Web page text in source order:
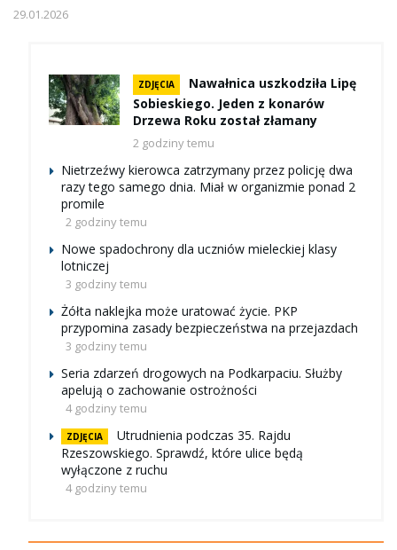
29.01.2026
ZDJĘCIA
Nawałnica uszkodziła Lipę
Sobieskiego. Jeden z konarów
Drzewa Roku został złamany
2 godziny temu
Nietrzeźwy kierowca zatrzymany przez policję dwa
razy tego samego dnia. Miał w organizmie ponad 2
promile
2 godziny temu
Nowe spadochrony dla uczniów mieleckiej klasy
lotniczej
3 godziny temu
Żółta naklejka może uratować życie. PKP
przypomina zasady bezpieczeństwa na przejazdach
3 godziny temu
Seria zdarzeń drogowych na Podkarpaciu. Służby
apelują o zachowanie ostrożności
4 godziny temu
ZDJĘCIA
Utrudnienia podczas 35. Rajdu
Rzeszowskiego. Sprawdź, które ulice będą
wyłączone z ruchu
4 godziny temu